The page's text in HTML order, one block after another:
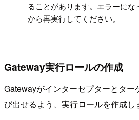
ることがあります。エラーにな
から再実行してください。
Gateway実行ロールの作成
Gatewayがインターセプターとタ
び出せるよう、実行ロールを作成し